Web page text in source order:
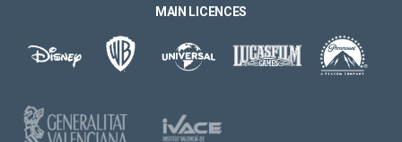
MAIN LICENCES